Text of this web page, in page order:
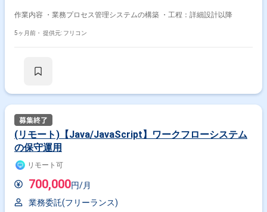
作業内容 ・業務プロセス管理システムの構築 ・工程：詳細設計以降
5ヶ月前・ 提供元: フリコン
(リモート)【Java/JavaScript】ワークフローシステム
の保守運用
リモート可
700,000円/月
業務委託(フリーランス)